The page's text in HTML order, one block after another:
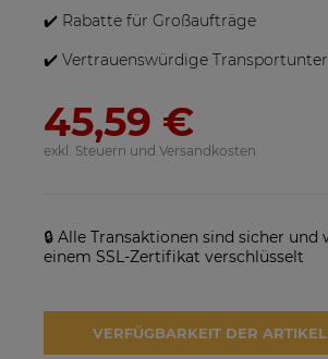
923,17 €
✔️ Rabatte für Großaufträge
✔️ Vertrauenswürdige
45,59 €
exkl. Steuern und Versandkosten
🔒 Alle Transaktionen sind sicher und
einem SSL-Zertifikat verschlüsselt
VERFÜGBARKEIT DER